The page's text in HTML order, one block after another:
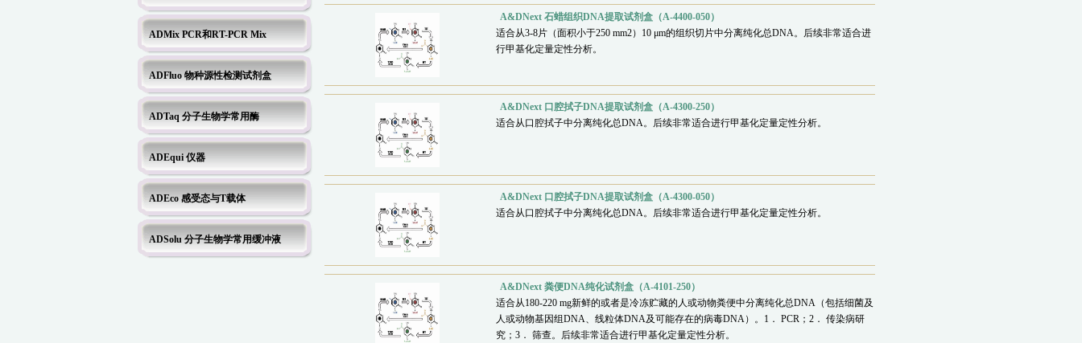
ADMix PCR和RT-PCR Mix
ADFluo 物种源性检测试剂盒
ADTaq 分子生物学常用酶
ADEqui 仪器
ADEco 感受态与T载体
ADSolu 分子生物学常用缓冲液
A&DNext 石蜡组织DNA提取试剂盒（A-4400-050）
适合从3-8片（面积小于250 mm2）10 μm的组织切片中分离纯化总DNA。后续非常适合进
行甲基化定量定性分析。
A&DNext 口腔拭子DNA提取试剂盒（A-4300-250）
适合从口腔拭子中分离纯化总DNA。后续非常适合进行甲基化定量定性分析。
A&DNext 口腔拭子DNA提取试剂盒（A-4300-050）
适合从口腔拭子中分离纯化总DNA。后续非常适合进行甲基化定量定性分析。
A&DNext 粪便DNA纯化试剂盒（A-4101-250）
适合从180-220 mg新鲜的或者是冷冻贮藏的人或动物粪便中分离纯化总DNA（包括细菌及
人或动物基因组DNA、线粒体DNA及可能存在的病毒DNA）。1． PCR；2． 传染病研
究；3． 筛查。后续非常适合进行甲基化定量定性分析。